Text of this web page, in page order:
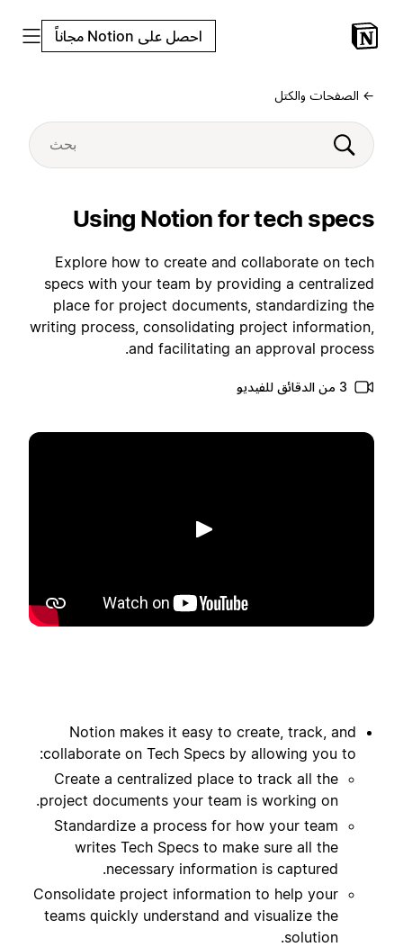
احصل على Notion مجاناً
← الصفحات والكتل
Using Notion for tech specs
Explore how to create and collaborate on tech
specs with your team by providing a centralized
place for project documents, standardizing the
writing process, consolidating project information,
and facilitating an approval process.
3 من الدقائق للفيديو
تشغيل
Notion makes it easy to create, track, and
collaborate on Tech Specs by allowing you to:
Create a centralized place to track all the
project documents your team is working on.
Standardize a process for how your team
writes Tech Specs to make sure all the
necessary information is captured.
Consolidate project information to help your
teams quickly understand and visualize the
solution.